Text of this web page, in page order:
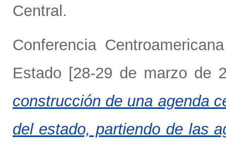
Central.
Conferencia
Estado [28-29 de marzo de
construcción de una agenda
del estado, partiendo de las